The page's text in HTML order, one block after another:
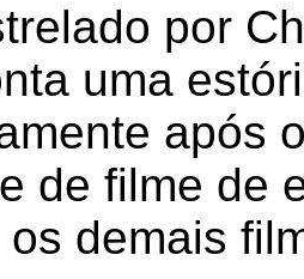
por
uma
após
de filme de
demais